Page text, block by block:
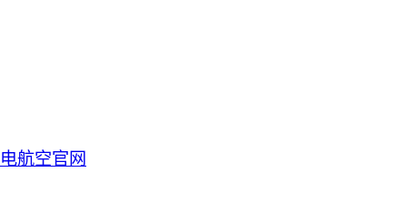
航空官网